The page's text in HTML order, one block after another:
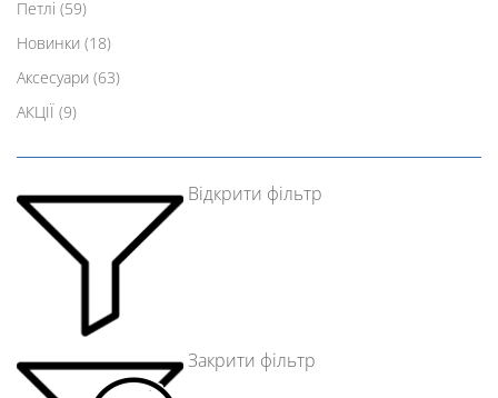
Петлі (59)
Новинки (18)
Аксесуари (63)
АКЦІЇ (9)
Відкрити фільтр
Закрити фільтр